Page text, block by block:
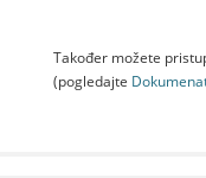
Također možete
(pogledajte